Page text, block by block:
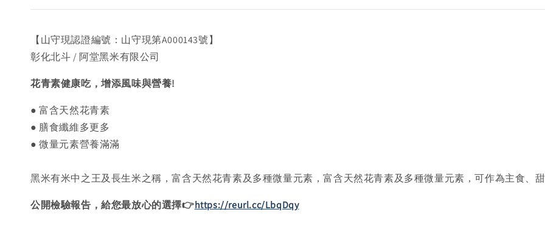
【山守現認證編號：山守現第A000143號】
彰化北斗 / 阿堂黑米有限公司
花青素健康吃，增添風味與營養!
● 富含天然花青素
● 膳食纖維多更多
● 微量元素營養滿滿
黑米有米中之王及長生米之稱，富含天然花青素及多種微量元素，富含天然花青素及多種微量元素，可作為主食、
公開檢驗報告，給您最放心的選擇👉https://reurl.cc/LbqDqy